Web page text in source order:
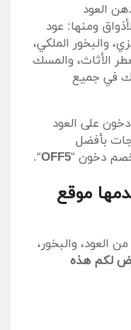
العود
ومنها: عود
والبخور الملكي،
الأثاث، والمسك
في جميع
على العود
بأفضل
دخون “OFF5
“.
موقع
العود، والبخور،
لكم هذه